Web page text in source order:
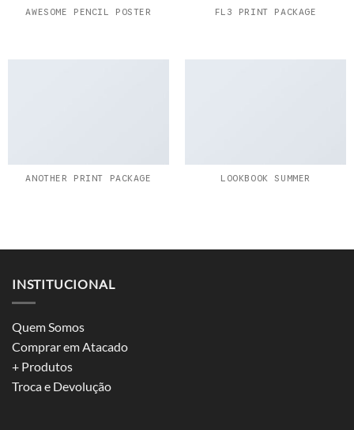
AWESOME PENCIL POSTER FL3 PRINT PACKAGE
ANOTHER PRINT PACKAGE LOOKBOOK SUMMER
INSTITUCIONAL
Quem Somos
Comprar em Atacado
+ Produtos
Troca e Devolução